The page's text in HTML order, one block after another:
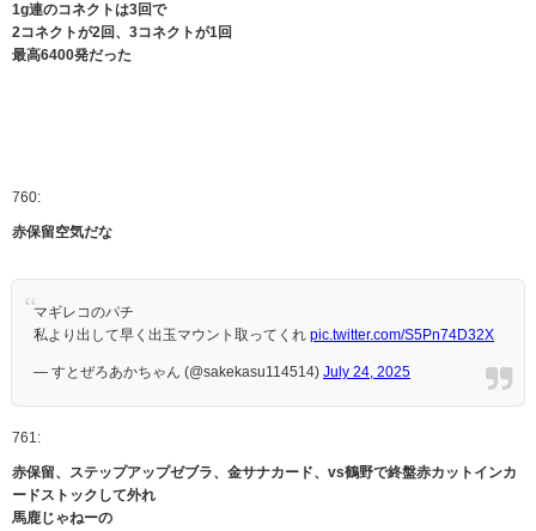
1g連のコネクトは3回で
2コネクトが2回、3コネクトが1回
最高6400発だった
760:
赤保留空気だな
マギレコのパチ
私より出して早く出玉マウント取ってくれ pic.twitter.com/S5Pn74D32X
— すとぜろあかちゃん (@sakekasu114514) July 24, 2025
761:
赤保留、ステップアップゼブラ、金サナカード、vs鶴野で終盤赤カットインカ
ードストックして外れ
馬鹿じゃねーの